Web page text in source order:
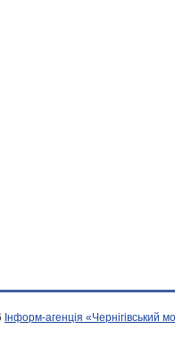
Інформ-агенція «Чернігівський